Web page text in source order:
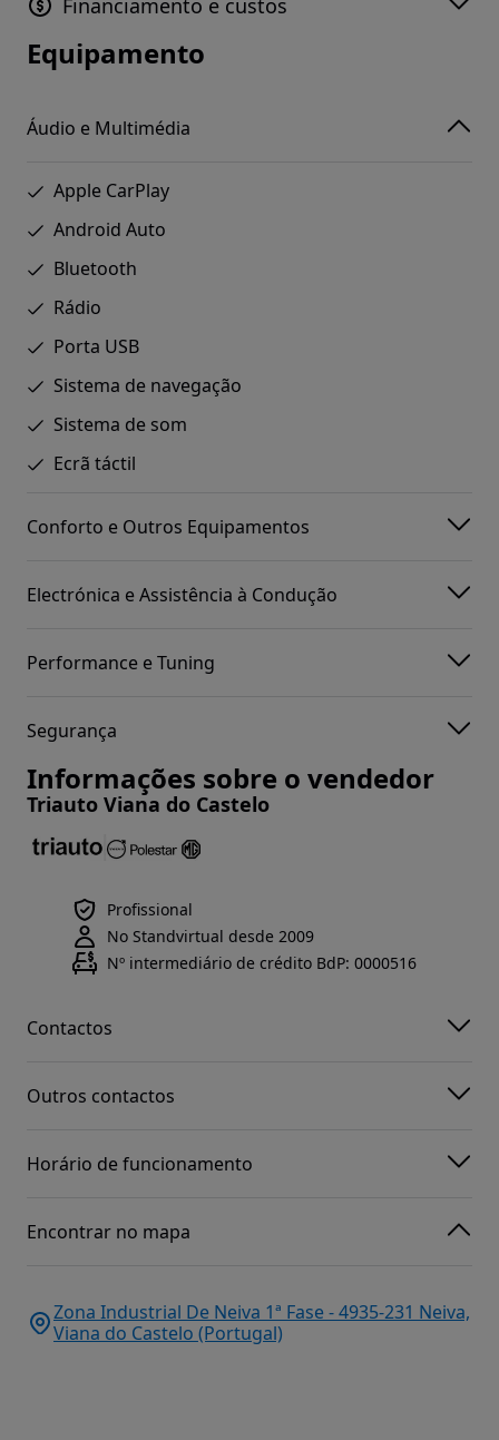
Financiamento e custos
Equipamento
Áudio e Multimédia
Apple CarPlay
Android Auto
Bluetooth
Rádio
Porta USB
Sistema de navegação
Sistema de som
Ecrã táctil
Conforto e Outros Equipamentos
Electrónica e Assistência à Condução
Performance e Tuning
Segurança
Informações sobre o vendedor
Triauto Viana do Castelo
Profissional
No Standvirtual desde 2009
Nº intermediário de crédito BdP: 0000516
Contactos
Outros contactos
Horário de funcionamento
Encontrar no mapa
Zona Industrial De Neiva 1ª Fase - 4935-231 Neiva,
Viana do Castelo (Portugal)